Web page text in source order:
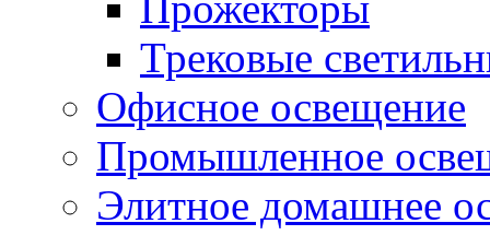
Трековые
Офисное освещение
Промышленное
Элитное домашнее